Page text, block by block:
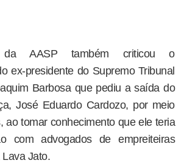
da AASP também criticou o
ex-presidente do Supremo Tribunal
Barbosa que pediu a saída do
José Eduardo Cardozo, por meio
ao tomar conhecimento que ele teria
com advogados de empreiteiras
Jato.